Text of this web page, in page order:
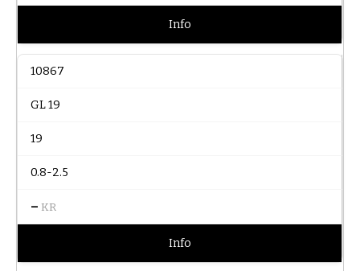
Info
10867
GL 19
19
0.8-2.5
– KR
Info